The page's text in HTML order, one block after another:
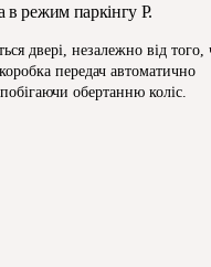
в режим паркінгу P.
двері, незалежно від того,
передач автоматично
обертанню коліс.